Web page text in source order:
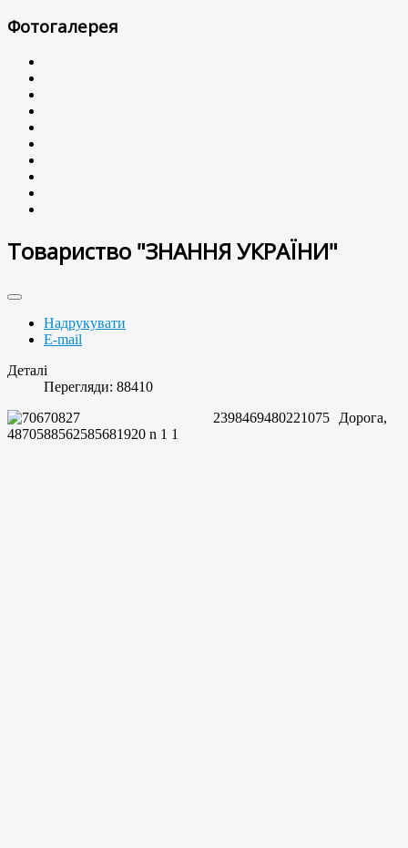
Фотогалерея
Товариство "ЗНАННЯ УКРАЇНИ"
Надрукувати
E-mail
Деталі
Перегляди: 88410
Дорога,